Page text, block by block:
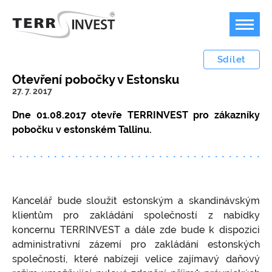
Offshore podnikání
Plán B pro podnikání v dobách temna
Možnost a příklady využití offshore firem
Koupit ready-made společnost / nabídka
společností k převodu
Jak založit offshore IBC / LLC / LTD?
Ochrana majetku, anonymní vlastnictví
Bankovnictví
Bankovní účty v zahraničí
Jurisdikce
USA
Přestěhujte svoji firmu do USA
Velká Británie
Ceník poskytovaných služeb
Speciální společnosti / struktury
Platební podmínky
Kontakty
Měnový konvertor
Sdílet
Otevření pobočky v Estonsku
27. 7. 2017
Dne 01.08.2017 otevře TERRINVEST pro zákazníky
pobočku v estonském Tallinu.
Kancelář bude sloužit estonským a skandinávským
klientům pro zakládání společností z nabídky
koncernu TERRINVEST a dále zde bude k dispozici
administrativní zázemí pro zakládání estonských
společností, které nabízejí velice zajímavý daňový